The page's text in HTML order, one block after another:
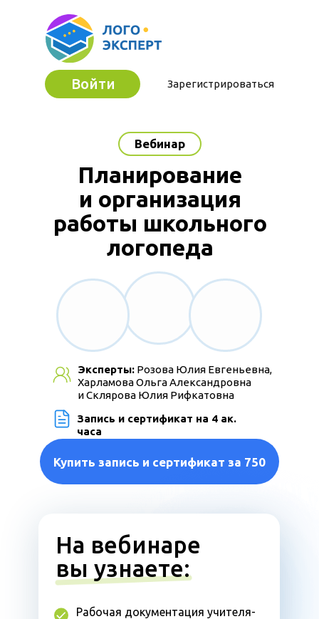
Зарегистрироваться
Войти
Вебинар
Эксперты: Розова Юлия Евгеньевна,
Харламова Ольга Александровна
и Склярова Юлия Рифкатовна
Запись и сертификат на 4 ак.
часа
Купить запись и сертификат за 750
Планирование
и организация
работы школьного
логопеда
Рабочая документация учителя-
На вебинаре
вы узнаете: